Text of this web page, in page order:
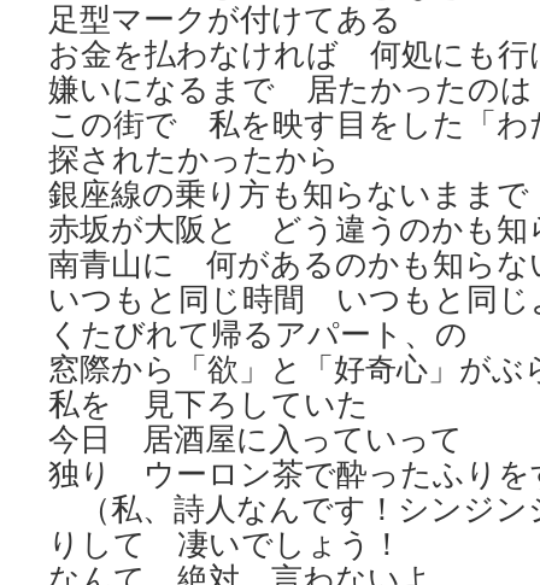
足型マークが付けてある
お金を払わなければ 何処にも行
嫌いになるまで 居たかったのは
この街で 私を映す目をした「わ
探されたかったから
銀座線の乗り方も知らないままで
赤坂が大阪と どう違うのかも知
南青山に 何があるのかも知らな
いつもと同じ時間 いつもと同じ
くたびれて帰るアパート、の
窓際から「欲」と「好奇心」が
私を 見下ろしていた
今日 居酒屋に入っていって
独り ウーロン茶で酔ったふりを
（私、詩人なんです！シンジ
りして 凄いでしょう！